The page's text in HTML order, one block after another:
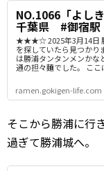
NO.1066「よし
千葉県 #御宿駅
★★★☆ 2025年3月14日
を探していたら見つかり
は勝浦タンタンメンかな
通の担々麺でした。 こ
ramen.gokigen-life.com
そこから勝浦に行
過ぎて勝浦城へ。